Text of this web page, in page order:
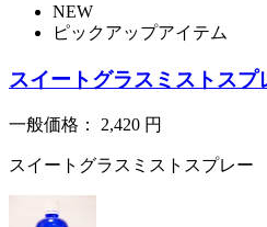
NEW
ピックアップアイテム
スイートグラスミストスプ
一般価格： 2,420 円
スイートグラスミストスプレー